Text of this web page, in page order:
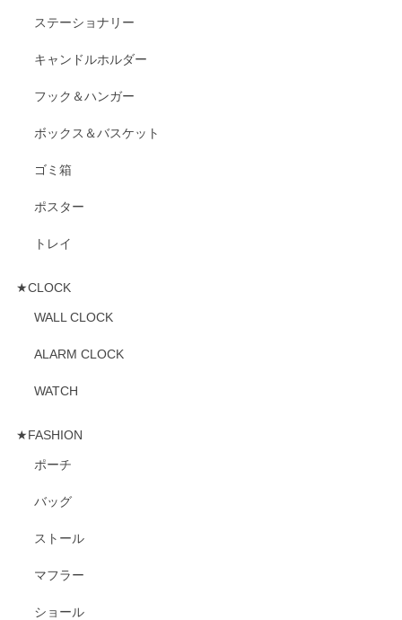
ステーショナリー
キャンドルホルダー
フック＆ハンガー
ボックス＆バスケット
ゴミ箱
ポスター
トレイ
★CLOCK
WALL CLOCK
ALARM CLOCK
WATCH
★FASHION
ポーチ
バッグ
ストール
マフラー
ショール